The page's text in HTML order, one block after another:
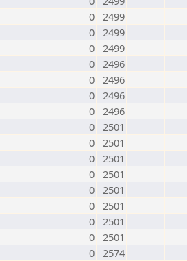
0 2499
0 2499
0 2499
0 2496
0 2496
0 2496
0 2496
0 2501
0 2501
0 2501
0 2501
0 2501
0 2501
0 2501
0 2501
0 2574